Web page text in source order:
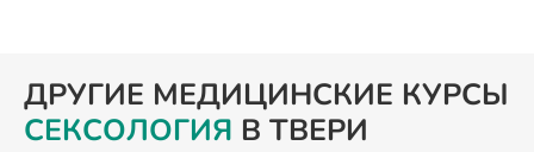
ДРУГИЕ МЕДИЦИНСКИЕ КУРСЫ
СЕКСОЛОГИЯ В ТВЕРИ